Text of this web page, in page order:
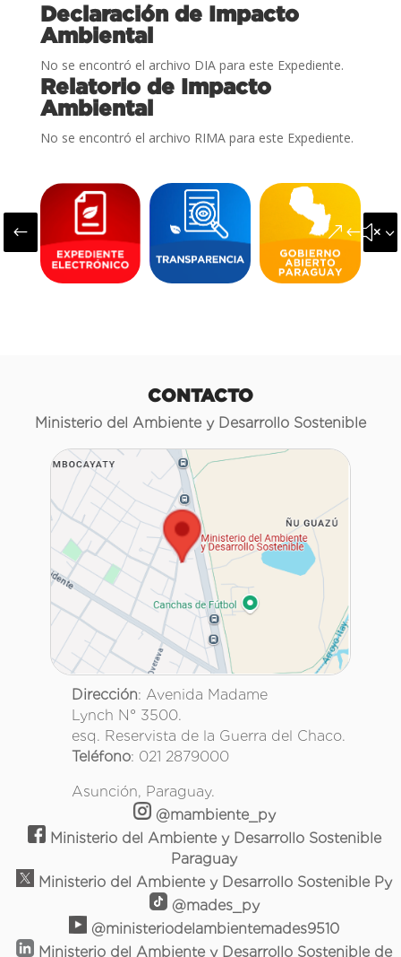
Declaración de Impacto
Ambiental
No se encontró el archivo DIA para este Expediente.
Relatorio de Impacto
Ambiental
No se encontró el archivo RIMA para este Expediente.
#
CONTACTO
Ministerio del Ambiente y Desarrollo Sostenible
Dirección: Avenida Madame
Lynch N° 3500.
esq. Reservista de la Guerra del Chaco.
Teléfono: 021 2879000
Asunción, Paraguay.
@mambiente_py
Ministerio del Ambiente y Desarrollo Sostenible
Paraguay
Ministerio del Ambiente y Desarrollo Sostenible Py
@mades_py
@ministeriodelambientemades9510
Ministerio del Ambiente y Desarrollo Sostenible de